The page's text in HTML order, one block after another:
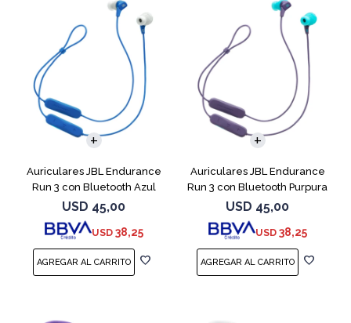
Auriculares JBL Endurance
Run 3 con Bluetooth Azul
USD 45,00
USD 38,25
Auriculares JBL Endurance
Run 3 con Bluetooth Purpura
USD 45,00
USD 38,25